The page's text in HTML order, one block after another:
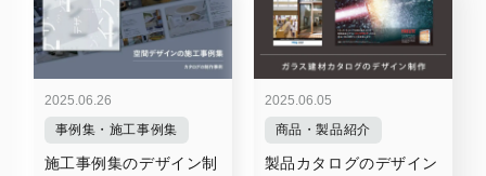
2025.06.26
事例集・施工事例集
施工事例集のデザイン制
2025.06.05
商品・製品紹介
製品カタログのデザイン